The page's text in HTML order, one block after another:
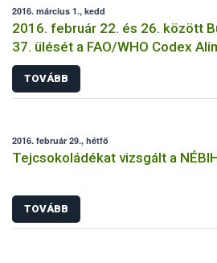
2016. március 1., kedd
2016. február 22. és 26. között
37. ülését a FAO/WHO Codex
Analitikai és Mintavételi
(CCMAS)
TOVÁBB
2016. február 29., hétfő
Tejcsokoládékat vizsgált a
TOVÁBB